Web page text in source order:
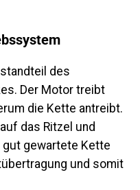
des
Der Motor treibt
die Kette antreibt.
das Ritzel und
gut gewartete Kette
und somit